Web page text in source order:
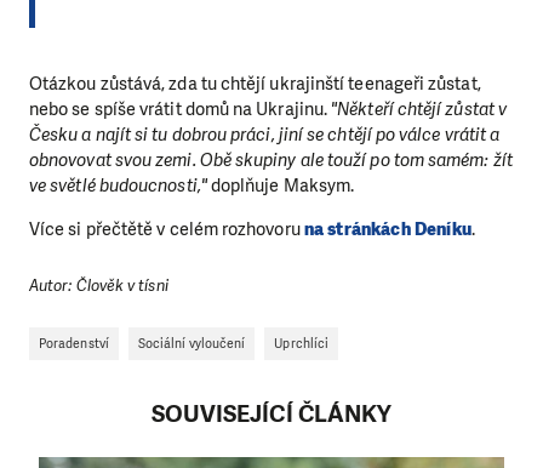
Otázkou zůstává, zda tu chtějí ukrajinští teenageři zůstat,
nebo se spíše vrátit domů na Ukrajinu. "Někteří chtějí zůstat v
Česku a najít si tu dobrou práci, jiní se chtějí po válce vrátit a
obnovovat svou zemi. Obě skupiny ale touží po tom samém: žít
ve světlé budoucnosti,"doplňuje Maksym.
Více si přečtětě v celém rozhovoruna stránkách Deníku.
Autor: Člověk v tísni
Poradenství Sociální vyloučení Uprchlíci
SOUVISEJÍCÍ ČLÁNKY